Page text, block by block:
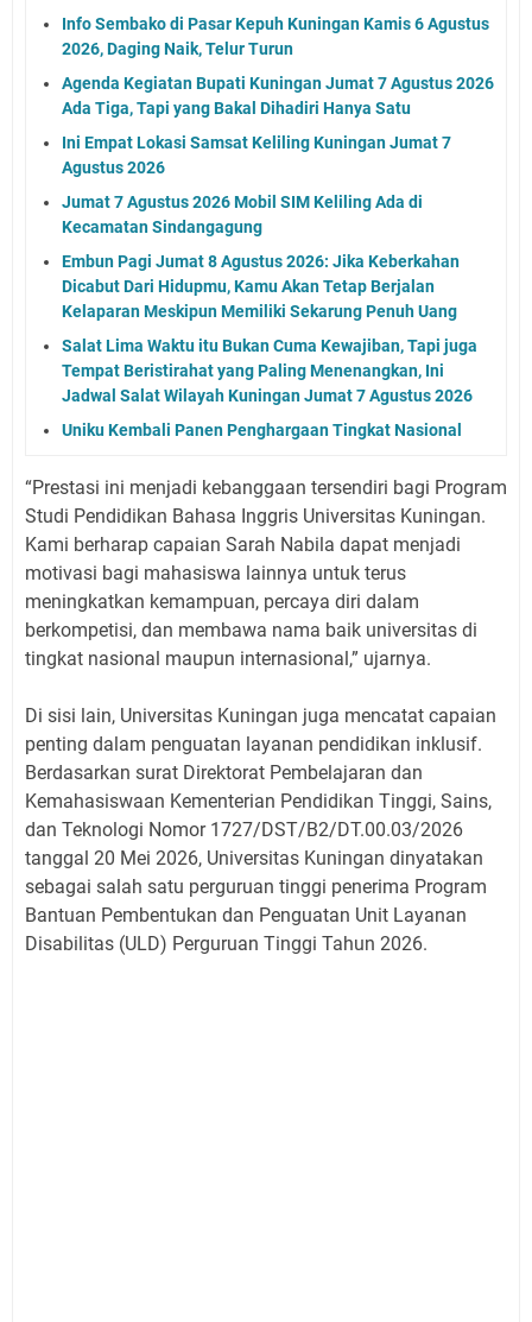
Info Sembako di Pasar Kepuh Kuningan Kamis 6 Agustus
2026, Daging Naik, Telur Turun
Agenda Kegiatan Bupati Kuningan Jumat 7 Agustus 2026
Ada Tiga, Tapi yang Bakal Dihadiri Hanya Satu
Ini Empat Lokasi Samsat Keliling Kuningan Jumat 7
Agustus 2026
Jumat 7 Agustus 2026 Mobil SIM Keliling Ada di
Kecamatan Sindangagung
Embun Pagi Jumat 8 Agustus 2026: Jika Keberkahan
Dicabut Dari Hidupmu, Kamu Akan Tetap Berjalan
Kelaparan Meskipun Memiliki Sekarung Penuh Uang
Salat Lima Waktu itu Bukan Cuma Kewajiban, Tapi juga
Tempat Beristirahat yang Paling Menenangkan, Ini
Jadwal Salat Wilayah Kuningan Jumat 7 Agustus 2026
Uniku Kembali Panen Penghargaan Tingkat Nasional
“Prestasi ini menjadi kebanggaan tersendiri bagi Program
Studi Pendidikan Bahasa Inggris Universitas Kuningan.
Kami berharap capaian Sarah Nabila dapat menjadi
motivasi bagi mahasiswa lainnya untuk terus
meningkatkan kemampuan, percaya diri dalam
berkompetisi, dan membawa nama baik universitas di
tingkat nasional maupun internasional,” ujarnya.
Di sisi lain, Universitas Kuningan juga mencatat capaian
penting dalam penguatan layanan pendidikan inklusif.
Berdasarkan surat Direktorat Pembelajaran dan
Kemahasiswaan Kementerian Pendidikan Tinggi, Sains,
dan Teknologi Nomor 1727/DST/B2/DT.00.03/2026
tanggal 20 Mei 2026, Universitas Kuningan dinyatakan
sebagai salah satu perguruan tinggi penerima Program
Bantuan Pembentukan dan Penguatan Unit Layanan
Disabilitas (ULD) Perguruan Tinggi Tahun 2026.